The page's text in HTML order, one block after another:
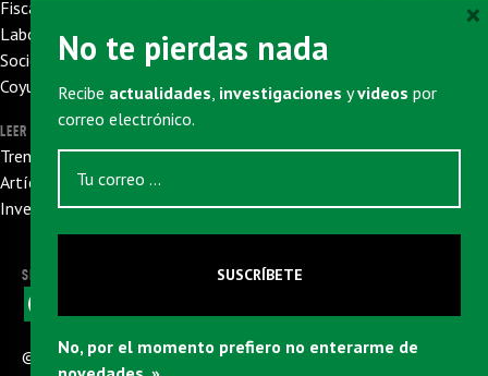
Fiscal y de presupuesto
Laboral
Socioeconómico
Coyuntura internacional
LEER
Trends
Artículos
Investigaciones
Sobre nosotros
Donaciones
SUSCRIBIRSE
SIGUENOS
a
e
h
t
i
k
e
e
m
i
© 2026 Universidad Francisco Marroquín|CC: BY-NC-
No te pierdas nada
Recibe actualidades, investigaciones yvideos por
correo electrónico.
SUSCRÍBETE
No, por el momento prefiero no enterarme de
×